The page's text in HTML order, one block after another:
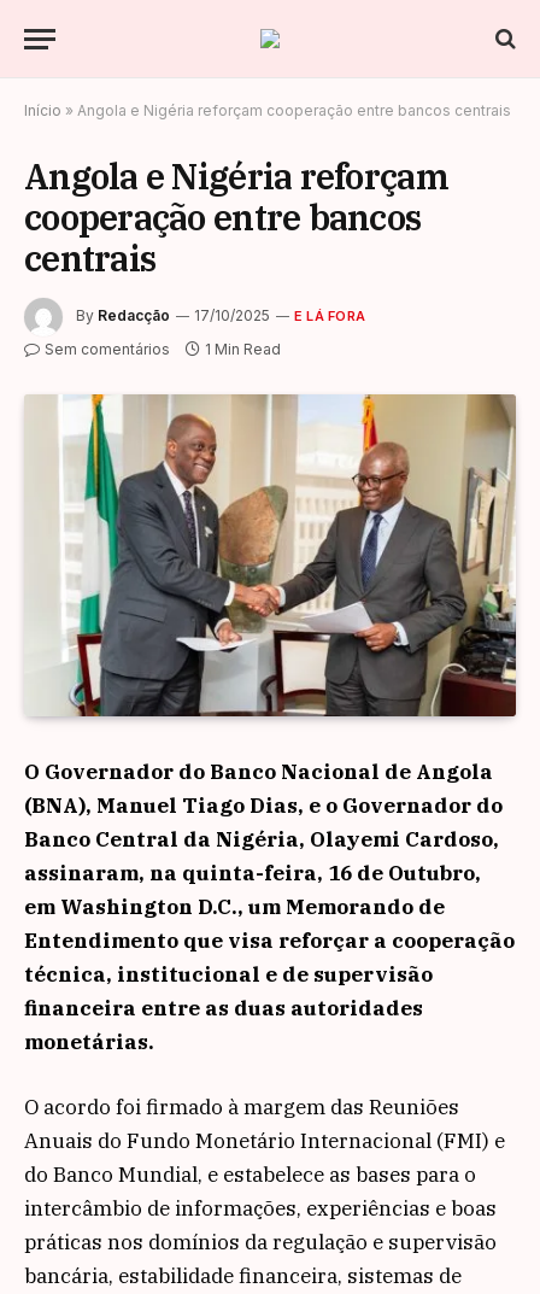
Início » Angola e Nigéria reforçam cooperação entre bancos centrais
Angola e Nigéria reforçam
cooperação entre bancos
centrais
By Redacção 17/10/2025 E LÁ FORA
Sem comentários 1 Min Read
O Governador do Banco Nacional de Angola
(BNA), Manuel Tiago Dias, e o Governador do
Banco Central da Nigéria, Olayemi Cardoso,
assinaram, na quinta-feira, 16 de Outubro,
em Washington D.C., um Memorando de
Entendimento que visa reforçar a cooperação
técnica, institucional e de supervisão
financeira entre as duas autoridades
monetárias.
O acordo foi firmado à margem das Reuniões
Anuais do Fundo Monetário Internacional (FMI) e
do Banco Mundial, e estabelece as bases para o
intercâmbio de informações, experiências e boas
práticas nos domínios da regulação e supervisão
bancária, estabilidade financeira, sistemas de